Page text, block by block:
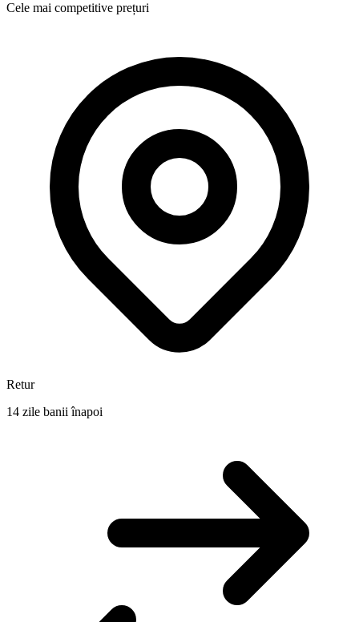
Cele mai competitive prețuri
Retur
14 zile banii înapoi